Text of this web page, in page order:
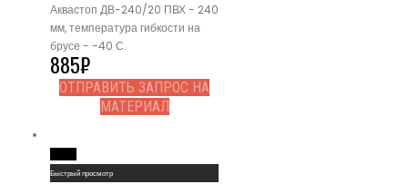
Аквастоп ДВ-240/20 ПВХ - 240
мм, температура гибкости на
брусе - -40 С.
885₽
ОТПРАВИТЬ ЗАПРОС НА
МАТЕРИАЛ
Быстрый просмотр